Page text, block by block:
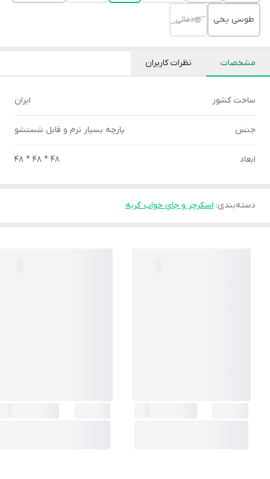
طوسی یخی ذغالی
مشخصات نظرات کاربران
ساخت کشور ایران
جنس پارچه بسیار نرم و قابل شستشو
ابعاد 48 * 48 * 48
دسته‌بندی: اسکرچر و جای خواب گربه